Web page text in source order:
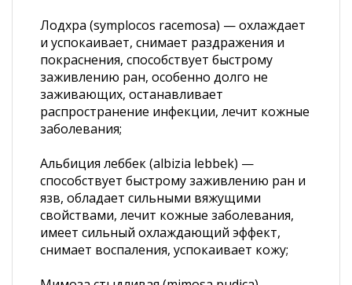
Лодхра (symplocos racemosa) — охлаждает
и успокаивает, снимает раздражения и
покраснения, способствует быстрому
заживлению ран, особенно долго не
заживающих, останавливает
распространение инфекции, лечит кожные
заболевания;
Альбиция леббек (albizia lebbek) —
способствует быстрому заживлению ран и
язв, обладает сильными вяжущими
свойствами, лечит кожные заболевания,
имеет сильный охлаждающий эффект,
снимает воспаления, успокаивает кожу;